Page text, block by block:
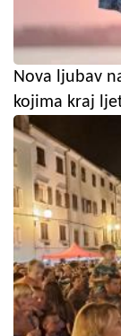
Nova ljubav
kojima kraj